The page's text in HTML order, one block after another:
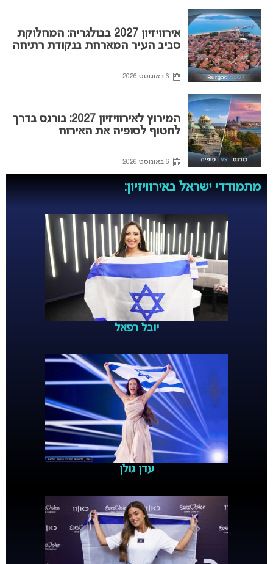
אירוויזיון 2027 בבולגריה: המחלוקת
סביב העיר המארחת בנקודת רתיחה
6 באוגוסט 2026
המירוץ לאירוויזיון 2027: בורגס בדרך
לחטוף לסופיה את האירוח
6 באוגוסט 2026
מתמודדי ישראל באירוויזיון:
יובל רפאל
עדן גולן